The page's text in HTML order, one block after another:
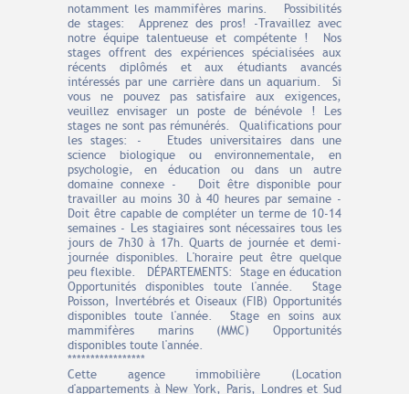
notamment les mammifères marins. Possibilités
de stages: Apprenez des pros! -Travaillez avec
notre équipe talentueuse et compétente ! Nos
stages offrent des expériences spécialisées aux
récents diplômés et aux étudiants avancés
intéressés par une carrière dans un aquarium. Si
vous ne pouvez pas satisfaire aux exigences,
veuillez envisager un poste de bénévole ! Les
stages ne sont pas rémunérés. Qualifications pour
les stages: - Etudes universitaires dans une
science biologique ou environnementale, en
psychologie, en éducation ou dans un autre
domaine connexe - Doit être disponible pour
travailler au moins 30 à 40 heures par semaine -
Doit être capable de compléter un terme de 10-14
semaines - Les stagiaires sont nécessaires tous les
jours de 7h30 à 17h. Quarts de journée et demi-
journée disponibles. L'horaire peut être quelque
peu flexible. DÉPARTEMENTS: Stage en éducation
Opportunités disponibles toute l'année. Stage
Poisson, Invertébrés et Oiseaux (FIB) Opportunités
disponibles toute l'année. Stage en soins aux
mammifères marins (MMC) Opportunités
disponibles toute l'année.
*****************
Cette agence immobilière (Location
d'appartements à New York, Paris, Londres et Sud